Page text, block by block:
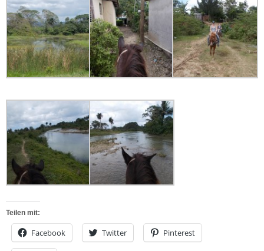
Teilen mit:
Facebook Twitter Pinterest